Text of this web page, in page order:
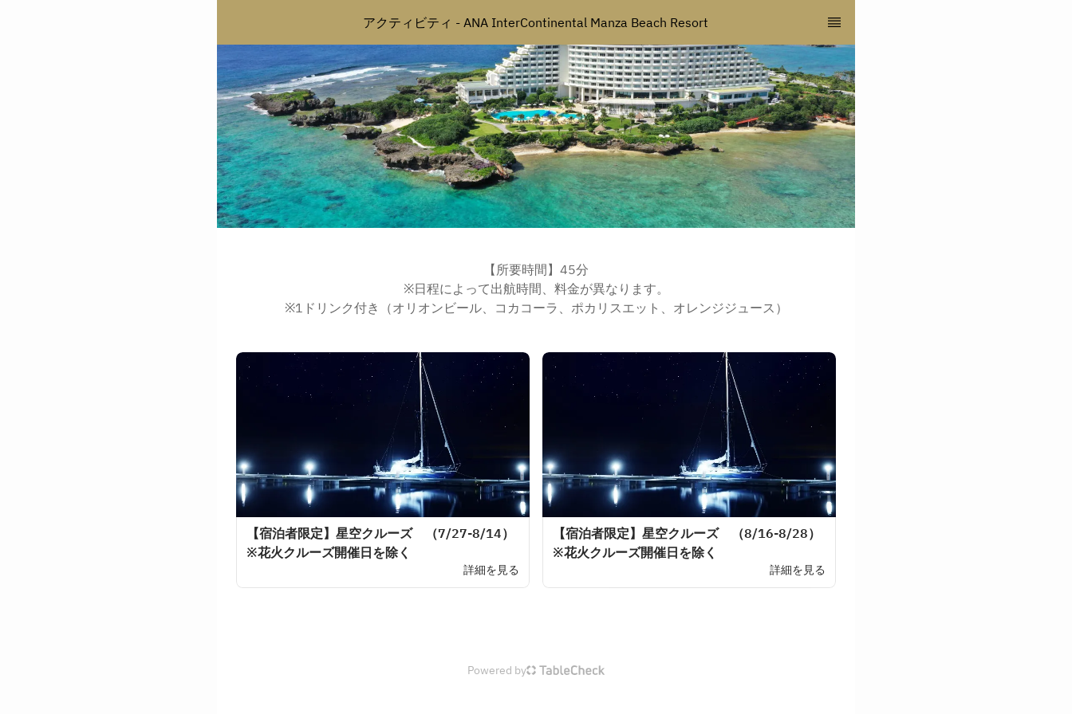
アクティビティ - ANA InterContinental Manza Beach Resort
【所要時間】45分
※日程によって出航時間、料金が異なります。
※1ドリンク付き（オリオンビール、コカコーラ、ポカリスエット、オレンジジュース）
【宿泊者限定】星空クルーズ （7/27-8/14）
※花火クルーズ開催日を除く
詳細を見る
【宿泊者限定】星空クルーズ （8/16-8/28）
※花火クルーズ開催日を除く
詳細を見る
Powered by